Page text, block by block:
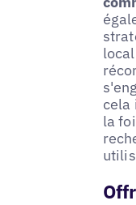
cela
la